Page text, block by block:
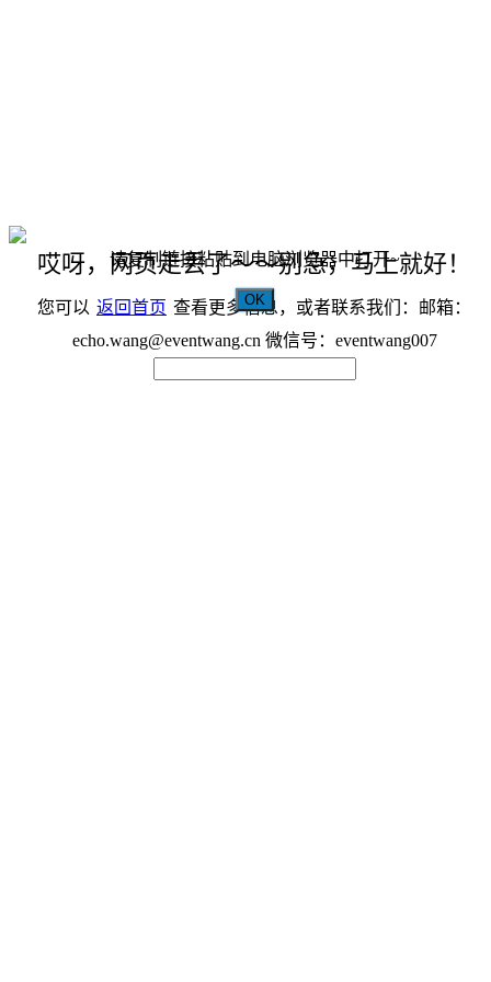
哎呀，网页走丢了～～别急，马上就好！
您可以 返回首页 查看更多信息，或者联系我们：邮箱：
echo.wang@eventwang.cn 微信号：eventwang007
请复制链接粘贴到电脑浏览器中打开~
OK